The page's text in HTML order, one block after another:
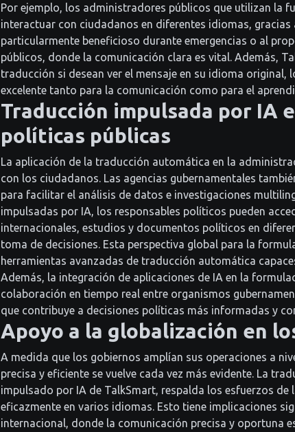
Por ejemplo, los administradores públicos que utilizan la
interactuar con ciudadanos en diferentes idiomas,
particularmente beneficioso durante emergencias o al
públicos, donde la comunicación clara es vital. Además,
traducción si desean ver el mensaje en su idioma original,
excelente tanto para la comunicación como para el
Traducción impulsada por IA
políticas públicas
La aplicación de la traducción automática en la
con los ciudadanos. Las agencias gubernamentales
para facilitar el análisis de datos e investigaciones
impulsadas por IA, los responsables políticos pueden
internacionales, estudios y documentos políticos en
toma de decisiones. Esta perspectiva global para la
herramientas avanzadas de traducción automática
Además, la integración de aplicaciones de IA en la
colaboración en tiempo real entre organismos
que contribuye a decisiones políticas más informadas y
Apoyo a la globalización en
A medida que los gobiernos amplían sus operaciones a
precisa y eficiente se vuelve cada vez más evidente. La
impulsado por IA de TalkSmart, respalda los esfuerzos
eficazmente en varios idiomas. Esto tiene implicaciones
internacional, donde la comunicación precisa y oportuna es